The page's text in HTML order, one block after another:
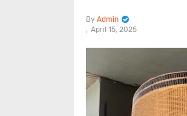
Admin
April 15, 2025